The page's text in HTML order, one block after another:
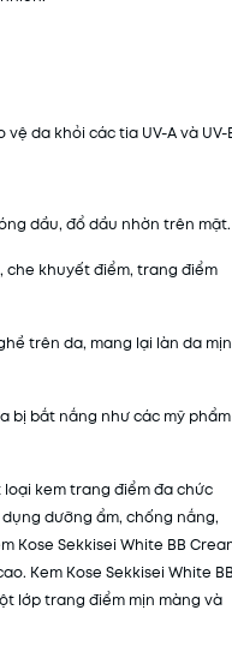
da khỏi các tia UV-A và UV-
dầu, đổ dầu nhờn trên mặt.
che khuyết điểm, trang điểm
trên da, mang lại làn da mịn
bị bắt nắng như các mỹ phẩm
kem trang điểm đa chức
dưỡng ẩm, chống nắng,
Kose Sekkisei White BB
Kem Kose Sekkisei White
lớp trang điểm mịn màng và